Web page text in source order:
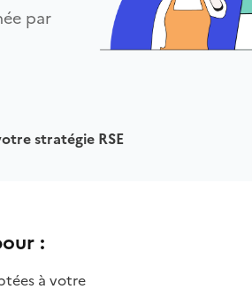
par
stratégie RSE
:
à votre